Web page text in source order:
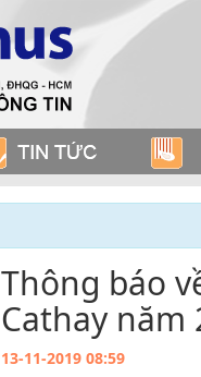
Thông báo
Cathay năm
13-11-2019 08:59